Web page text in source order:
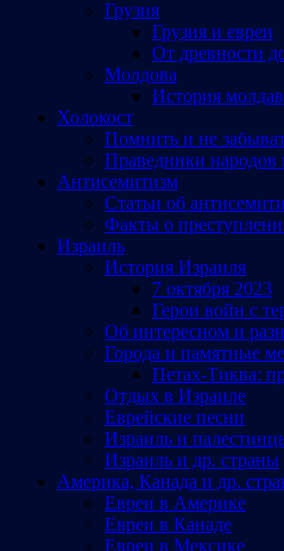
Грузия
Грузия и евреи
От древности
Молдова
История
Холокост
Помнить и не
Праведники народов
Антисемитизм
Статьи об
Факты о
Израиль
История Израиля
7 октября 2023
Герои войн с
Об интересном и
Города и памятные
Петах-Тиква:
Отдых в Израиле
Еврейские песни
Израиль и
Израиль и др. страны
Америка, Канада и др.
Евреи в Америке
Евреи в Канаде
Евреи в Мексике